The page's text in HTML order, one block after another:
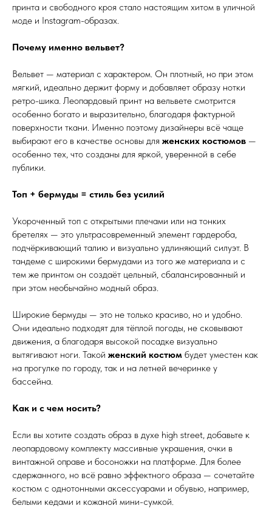
принта и свободного кроя стало настоящим хитом в уличной
моде и Instagram-образах.
Почему именно вельвет?
Вельвет — материал с характером. Он плотный, но при этом
мягкий, идеально держит форму и добавляет образу нотки
ретро-шика. Леопардовый принт на вельвете смотрится
особенно богато и выразительно, благодаря фактурной
поверхности ткани. Именно поэтому дизайнеры всё чаще
выбирают его в качестве основы для женских костюмов —
особенно тех, что созданы для яркой, уверенной в себе
публики.
Топ + бермуды = стиль без усилий
Укороченный топ с открытыми плечами или на тонких
бретелях — это ультрасовременный элемент гардероба,
подчёркивающий талию и визуально удлиняющий силуэт. В
тандеме с широкими бермудами из того же материала и с
тем же принтом он создаёт цельный, сбалансированный и
при этом необычайно модный образ.
Широкие бермуды — это не только красиво, но и удобно.
Они идеально подходят для тёплой погоды, не сковывают
движения, а благодаря высокой посадке визуально
вытягивают ноги. Такой женский костюм будет уместен как
на прогулке по городу, так и на летней вечеринке у
бассейна.
Как и с чем носить?
Если вы хотите создать образ в духе high street, добавьте к
леопардовому комплекту массивные украшения, очки в
винтажной оправе и босоножки на платформе. Для более
сдержанного, но всё равно эффектного образа — сочетайте
костюм с однотонными аксессуарами и обувью, например,
белыми кедами и кожаной мини-сумкой.